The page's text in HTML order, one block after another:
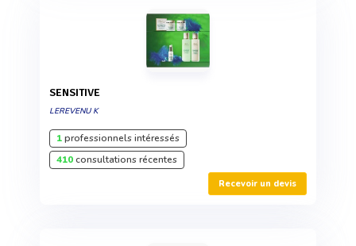
SENSITIVE
LEREVENU K
1professionnels intéressés
410consultations récentes
Recevoir un devis